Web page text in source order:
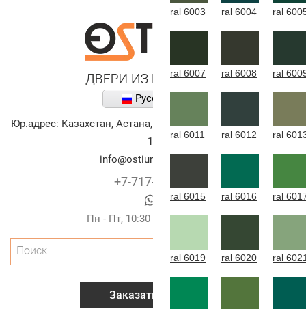
Русский
Юр.адрес: Казахстан, Астана,
улица Алихана Бокейханова,
10
info@ostium-doors.kz
+7-717-269-6131
Пн - Пт, 10:30 - 20:00 (г.Астана)
Поиск
Заказать звонок
ral 6003 ral 6004 ral
ral 6007 ral 6008 ral
ral 6011 ral 6012 ral
ral 6015 ral 6016 ral
ral 6019 ral 6020 ral